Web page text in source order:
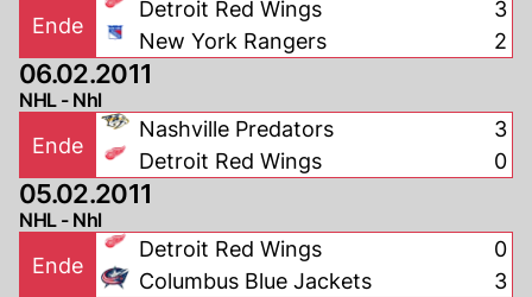
Ende
Detroit Red Wings
New York Rangers
3
2
06.02.2011
NHL - Nhl
Ende
Nashville Predators
Detroit Red Wings
3
0
05.02.2011
NHL - Nhl
Ende
Detroit Red Wings
Columbus Blue Jackets
0
3